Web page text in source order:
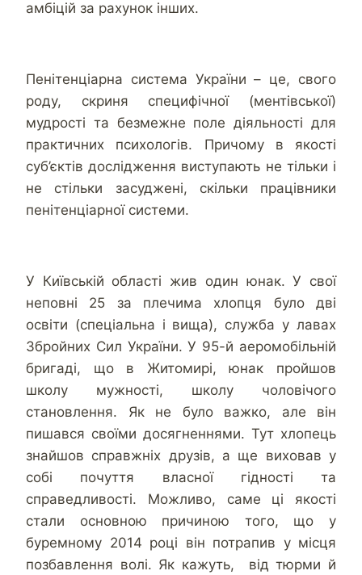
амбіцій за рахунок інших.
Пенітенціарна система України – це, свого
роду, скриня специфічної (ментівської)
мудрості та безмежне поле діяльності для
практичних психологів. Причому в якості
суб’єктів дослідження виступають не тільки і
не стільки засуджені, скільки працівники
пенітенціарної системи.
У Київській області жив один юнак. У свої
неповні 25 за плечима хлопця було дві
освіти (спеціальна і вища), служба у лавах
Збройних Сил України. У 95-й аеромобільній
бригаді, що в Житомирі, юнак пройшов
школу мужності, школу чоловічого
становлення. Як не було важко, але він
пишався своїми досягненнями. Тут хлопець
знайшов справжніх друзів, а ще виховав у
собі почуття власної гідності та
справедливості. Можливо, саме ці якості
стали основною причиною того, що у
буремному 2014 році він потрапив у місця
позбавлення волі. Як кажуть, від тюрми й